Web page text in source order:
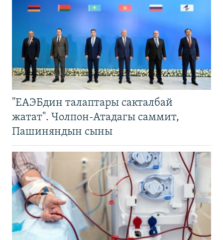
"ЕАЭБдин талаптары сакталбай
жатат". Чолпон-Атадагы саммит,
Пашиняндын сыны